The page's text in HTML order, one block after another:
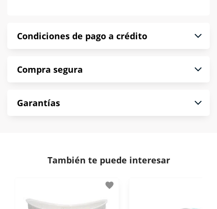
Condiciones de pago a crédito
puntualmente. Al finalizar tu compra generas el
*Sujeto a aprobación de crédito conforme a
norma de Muebles América.
Compra segura
compra es segura de principio a fin.
- Certificados de seguridad SSL y Encriptación 3D.
disposiciones legales y Códigos de Ética de la
- Nos encontramos en la lista de socios Activos de
Garantías
También te puede interesar
favorite